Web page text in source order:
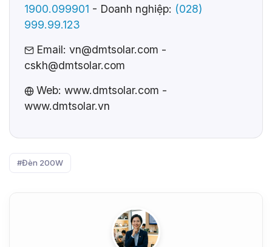
1900.099901 - Doanh nghiệp: (028)
999.99.123
Email: vn@dmtsolar.com -
cskh@dmtsolar.com
Web: www.dmtsolar.com -
www.dmtsolar.vn
#Đèn 200W